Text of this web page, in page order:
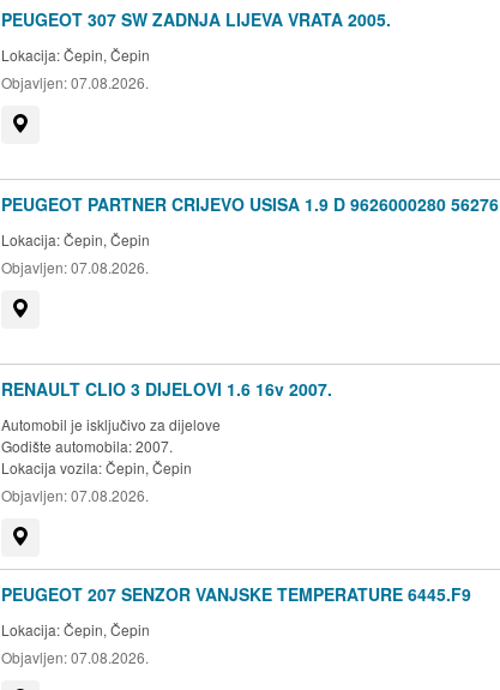
PEUGEOT 307 SW ZADNJA LIJEVA VRATA 2005.
Lokacija:Čepin, Čepin
Objavljen:07.08.2026.
PEUGEOT PARTNER CRIJEVO USISA 1.9 D 9626000280 56276
Lokacija:Čepin, Čepin
Objavljen:07.08.2026.
RENAULT CLIO 3 DIJELOVI 1.6 16v 2007.
Automobil je isključivo za dijelove
Godište automobila: 2007.
Lokacija vozila:Čepin, Čepin
Objavljen:07.08.2026.
PEUGEOT 207 SENZOR VANJSKE TEMPERATURE 6445.F9
Lokacija:Čepin, Čepin
Objavljen:07.08.2026.